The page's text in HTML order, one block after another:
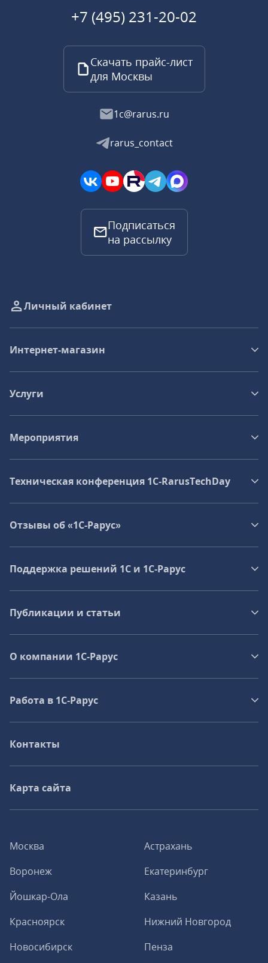
+7 (495) 231-20-02
Скачать прайс-лист
для Москвы
1c@rarus.ru
rarus_contact
Подписаться
на рассылку
Москва
Астрахань
Воронеж
Екатеринбург
Йошкар-Ола
Казань
Красноярск
Нижний Новгород
Новосибирск
Пенза
Личный кабинет
Интернет-магазин
Услуги
Мероприятия
Техническая конференция 1C‑RarusTechDay
Отзывы об «1С-Рарус»
Поддержка решений 1С и 1С‑Рарус
Публикации и статьи
О компании 1C-Рарус
Работа в 1С‑Рарус
Контакты
Карта сайта